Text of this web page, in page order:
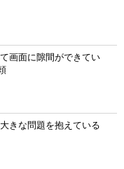
画面に隙間ができてい
きな問題を抱えている